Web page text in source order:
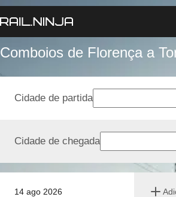
Comboios de Florença a
14 ago 2026
Cidade de partida
Cidade de chegada